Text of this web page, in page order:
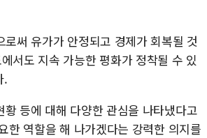
써 유가가 안정되고 경제가 회복될 것
서도 지속 가능한 평화가 정착될 수 있
.
등에 대해 다양한 관심을 나타냈다고
한 역할을 해 나가겠다는 강력한 의지를